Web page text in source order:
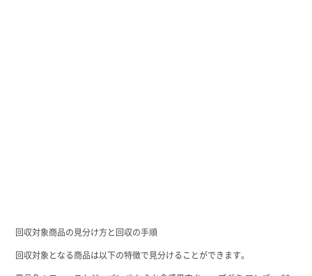
回収対象商品の見分け方と回収の手順
回収対象となる商品は以下の特徴で見分けることができます。